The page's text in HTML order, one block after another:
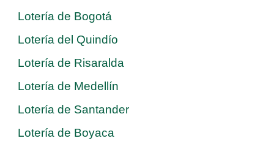
Lotería de Bogotá
Lotería del Quindío
Lotería de Risaralda
Lotería de Medellín
Lotería de Santander
Lotería de Boyaca